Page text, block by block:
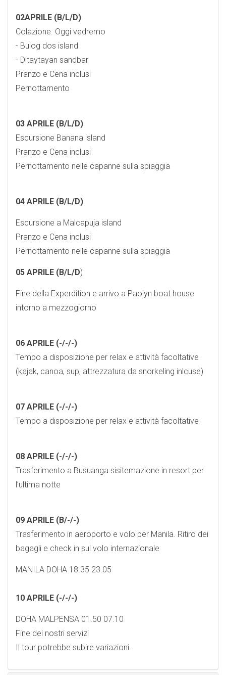
02APRILE (B/L/D)
Colazione. Oggi vedremo
- ⁠Bulog dos island
- ⁠Ditaytayan sandbar
Pranzo e Cena inclusi
Pernottamento
03 APRILE (B/L/D)
Escursione Banana island
Pranzo e Cena inclusi
Pernottamento nelle capanne sulla spiaggia
04 APRILE (B/L/D)
Escursione a Malcapuja island
Pranzo e Cena inclusi
Pernottamento nelle capanne sulla spiaggia
05 APRILE (B/L/D)
Fine della Experdition e arrivo a Paolyn boat house
intorno a mezzogiorno
06 APRILE (-/-/-)
Tempo a disposizione per relax e attività facoltative
(kajak, canoa, sup, attrezzatura da snorkeling inlcuse)
07 APRILE (-/-/-)
Tempo a disposizione per relax e attività facoltative
08 APRILE (-/-/-)
Trasferimento a Busuanga sisitemazione in resort per
l’ultima notte
09 APRILE (B/-/-)
Trasferimento in aeroporto e volo per Manila. Ritiro dei
bagagli e check in sul volo internazionale
MANILA DOHA 18.35 23.05
10 APRILE (-/-/-)
DOHA MALPENSA 01.50 07.10
Fine dei nostri servizi
Il tour potrebbe subire variazioni.